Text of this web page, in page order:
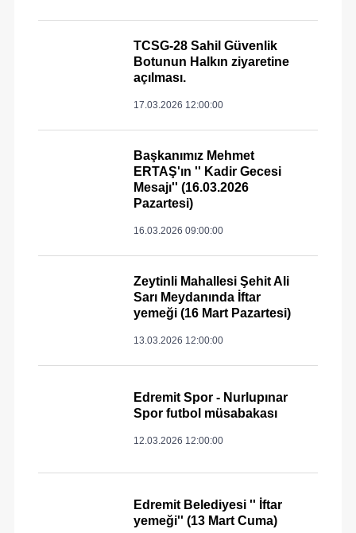
TCSG-28 Sahil Güvenlik
Botunun Halkın ziyaretine
açılması.
17.03.2026 12:00:00
Başkanımız Mehmet
ERTAŞ'ın '' Kadir Gecesi
Mesajı'' (16.03.2026
Pazartesi)
16.03.2026 09:00:00
Zeytinli Mahallesi Şehit Ali
Sarı Meydanında İftar
yemeği (16 Mart Pazartesi)
13.03.2026 12:00:00
Edremit Spor - Nurlupınar
Spor futbol müsabakası
12.03.2026 12:00:00
Edremit Belediyesi '' İftar
yemeği'' (13 Mart Cuma)